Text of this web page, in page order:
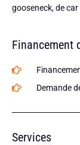
gooseneck, de
Financement
Demande
Services